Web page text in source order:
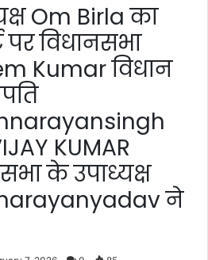
Om Birla का
पर विधानसभा
Kumar विधान
KUMAR
के उपाध्यक्ष
ने